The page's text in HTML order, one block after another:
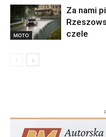
MOTO
Za nami
czele